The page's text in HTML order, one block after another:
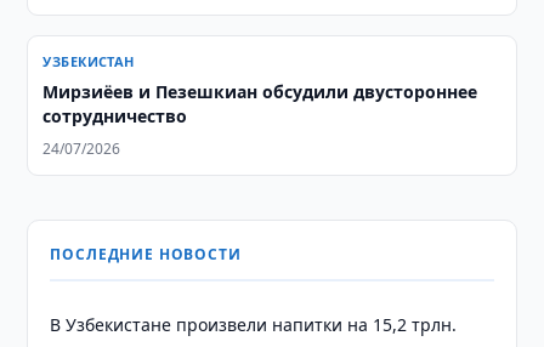
УЗБЕКИСТАН
Мирзиёев и Пезешкиан обсудили двустороннее
сотрудничество
24/07/2026
ПОСЛЕДНИЕ НОВОСТИ
В Узбекистане произвели напитки на 15,2 трлн.